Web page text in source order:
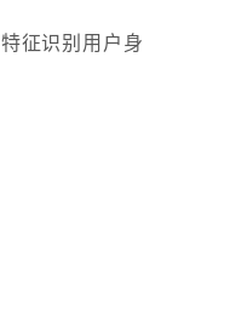
征识别用户身